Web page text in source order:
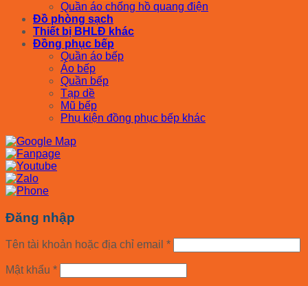
Quần áo chống hồ quang điện
Đồ phòng sạch
Thiết bị BHLĐ khác
Đồng phục bếp
Quần áo bếp
Áo bếp
Quần bếp
Tạp dề
Mũ bếp
Phụ kiện đồng phục bếp khác
Đăng nhập
Tên tài khoản hoặc địa chỉ email *
Mật khẩu *